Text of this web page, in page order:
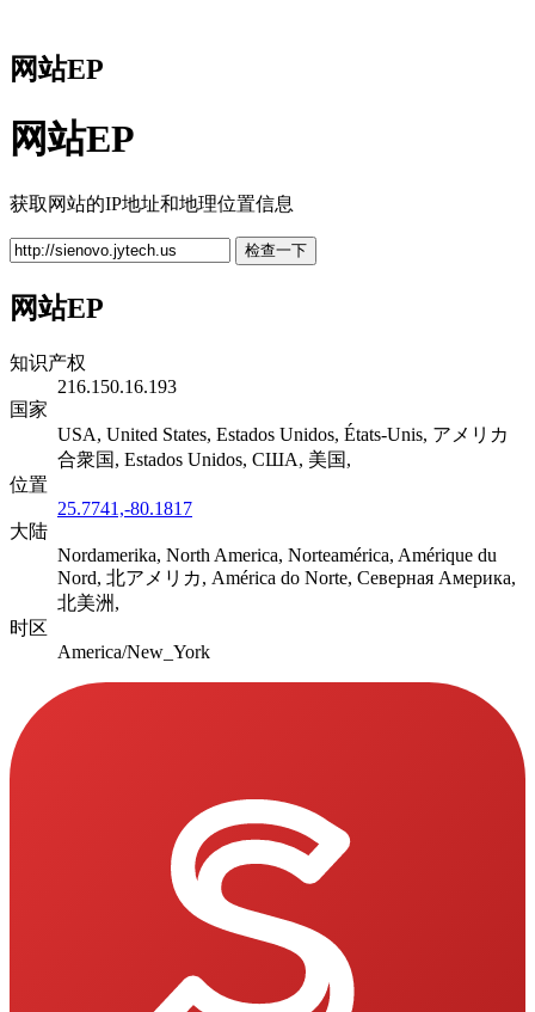
网站EP
网站EP
获取网站的IP地址和地理位置信息
检查一下
网站EP
知识产权
216.150.16.193
国家
USA, United States, Estados Unidos, États-Unis, アメリカ
合衆国, Estados Unidos, США, 美国,
位置
25.7741,-80.1817
大陆
Nordamerika, North America, Norteamérica, Amérique du
Nord, 北アメリカ, América do Norte, Северная Америка,
北美洲,
时区
America/New_York